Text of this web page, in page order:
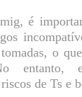
é
o
entanto,
de Ts e